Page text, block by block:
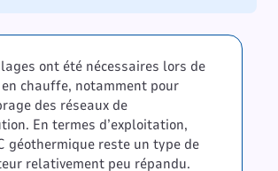
ont été nécessaires lors de
chauffe, notamment pour
des réseaux de
En termes d’exploitation,
géothermique reste un type de
relativement peu répandu.